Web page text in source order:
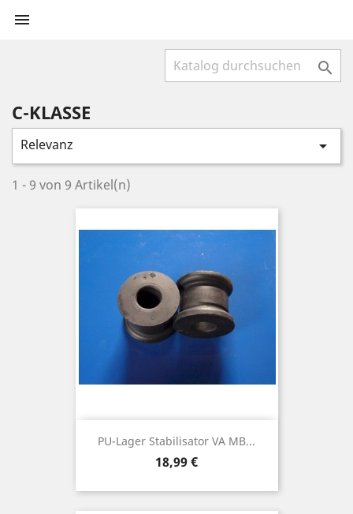


C-KLASSE
Relevanz 
1 - 9 von 9 Artikel(n)
PU-Lager Stabilisator VA MB...
Preis
18,99 €